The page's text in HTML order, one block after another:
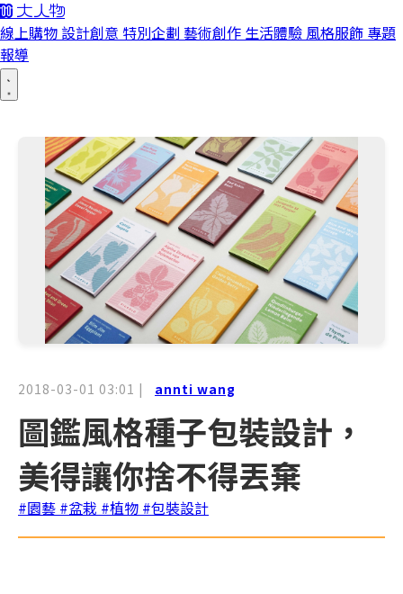
線上購物 設計創意 特別企劃 藝術創作 生活體驗 風格服飾 專題
報導
2018-03-01 03:01 | annti wang
圖鑑風格種子包裝設計，
美得讓你捨不得丟棄
#園藝 #盆栽 #植物 #包裝設計